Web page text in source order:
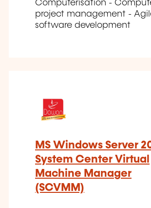
Computerisation -
project management -
software development
MS Windows Server
System Center Virtual
Machine Manager
(SCVMM)